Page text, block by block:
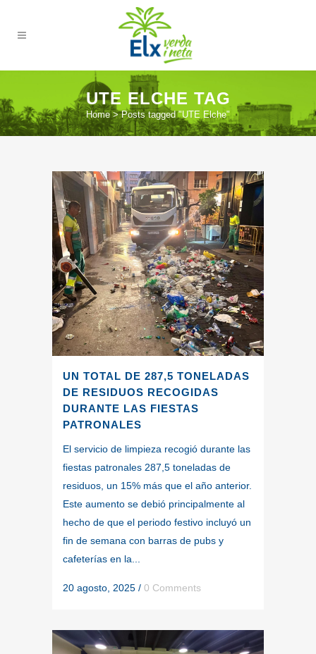
UTE ELCHE TAG
Home>Posts tagged "UTE Elche"
UN TOTAL DE 287,5 TONELADAS
DE RESIDUOS RECOGIDAS
DURANTE LAS FIESTAS
PATRONALES
El servicio de limpieza recogió durante las
fiestas patronales 287,5 toneladas de
residuos, un 15% más que el año anterior.
Este aumento se debió principalmente al
hecho de que el periodo festivo incluyó un
fin de semana con barras de pubs y
cafeterías en la...
20 agosto, 2025 / 0 Comments